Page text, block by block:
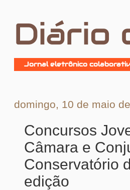
Diário
Jornal eletrônico
domingo, 10 de maio
Concursos
Câmara e
Conservatório
edição